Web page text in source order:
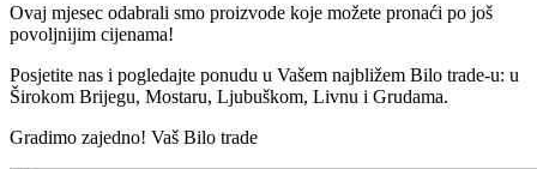
Ovaj mjesec odabrali smo proizvode koje možete pronaći po još
povoljnijim cijenama!
Posjetite nas i pogledajte ponudu u Vašem najbližem Bilo trade-u: u
Širokom Brijegu, Mostaru, Ljubuškom, Livnu i Grudama.
Gradimo zajedno! Vaš Bilo trade